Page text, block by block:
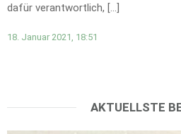
dafür verantwortlich, […]
18. Januar 2021, 18:51
AKTUELLSTE